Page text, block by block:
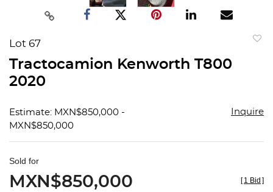
Lot 67
Tractocamion Kenworth T800
2020
Estimate: MXN$850,000 -
MXN$850,000
Inquire
Sold for
MXN$850,000 [ 1 Bid ]